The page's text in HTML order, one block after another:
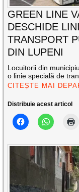
GREEN LINE
DESCHIDE
TRANSPORT
DIN LUPENI
Locuitorii din
o linie specială de
CITEȘTE MAI
Distribuie acest articol